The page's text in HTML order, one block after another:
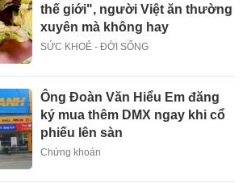
thế giới", người Việt ăn thường
xuyên mà không hay
SỨC KHOẺ - ĐỜI SỐNG
Ông Đoàn Văn Hiểu Em đăng
ký mua thêm DMX ngay khi cổ
phiếu lên sàn
Chứng khoán